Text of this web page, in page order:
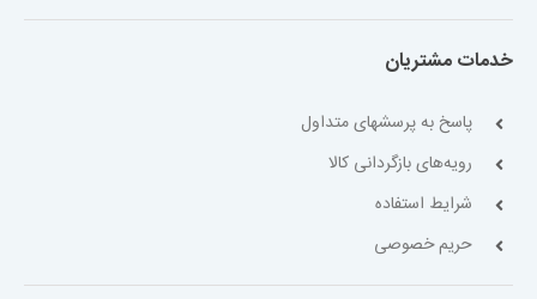
خدمات مشتریان
پاسخ به پرسشهای متداول
رویه‌های بازگردانی کالا
شرایط استفاده
حریم خصوصی